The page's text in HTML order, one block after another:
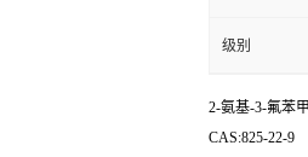
级别
2-氨基-3-氟苯
CAS:825-22-9